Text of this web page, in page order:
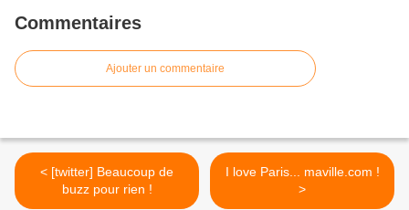
Commentaires
Ajouter un commentaire
< [twitter] Beaucoup de
buzz pour rien !
I love Paris... maville.com !
>